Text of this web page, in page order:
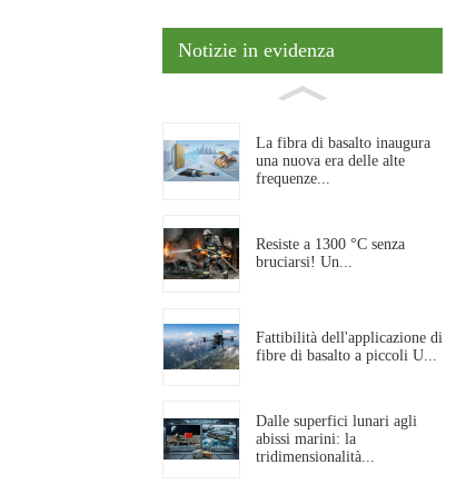
Notizie in evidenza
La fibra di basalto inaugura
una nuova era delle alte
frequenze...
Resiste a 1300 °C senza
bruciarsi! Un...
Fattibilità dell'applicazione di
fibre di basalto a piccoli U...
Dalle superfici lunari agli
abissi marini: la
tridimensionalità...